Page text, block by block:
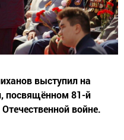
выступил на
посвящённом 81-й
войне.